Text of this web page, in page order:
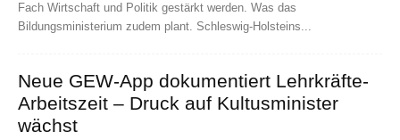
Fach Wirtschaft und Politik gestärkt werden. Was das
Bildungsministerium zudem plant. Schleswig-Holsteins...
Neue GEW-App dokumentiert Lehrkräfte-
Arbeitszeit – Druck auf Kultusminister
wächst